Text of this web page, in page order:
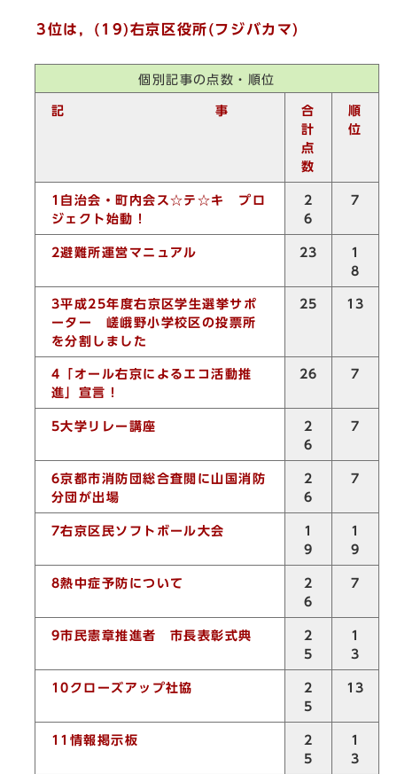
3位は，(19)右京区役所(フジバカマ)
個別記事の点数・順位
記 事
合
計
点
数
順
位
1 自治会・町内会ス☆テ☆キ プロ
ジェクト始動！
2
6
7
2避難所運営マニュアル 23
1
8
3平成25年度右京区学生選挙サポ
ーター 嵯峨野小学校区の投票所
を分割しました
25 13
4 「オール右京によるエコ活動推
進」宣言！
26 7
5大学リレー講座
2
6
7
6京都市消防団総合査閲に山国消防
分団が出場
2
6
7
7右京区民ソフトボール大会
1
9
1
9
8熱中症予防について
2
6
7
9市民憲章推進者 市長表彰式典
2
5
1
3
10 クローズアップ社協
2
5
13
11 情報掲示板
2
5
1
3